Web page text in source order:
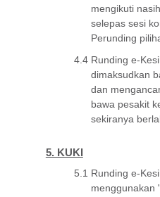
mengikuti
selepas sesi
Perunding
4.4 Runding e-
dimaksudkan
dan
bawa pesakit
sekiranya
5. KUKI
5.1 Runding e-
menggunakan